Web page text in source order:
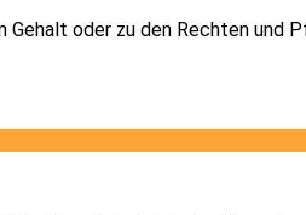
Gehalt oder zu den Rechten und